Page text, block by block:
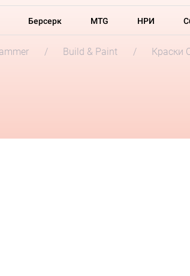
Берсерк MTG НРИ
Build & Paint Краски